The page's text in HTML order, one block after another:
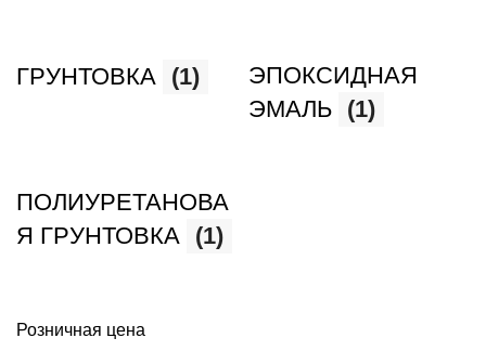
Розничная цена
ГРУНТОВКА (1)
ЭПОКСИДНАЯ
ЭМАЛЬ (1)
ПОЛИУРЕТАНОВА
Я ГРУНТОВКА (1)